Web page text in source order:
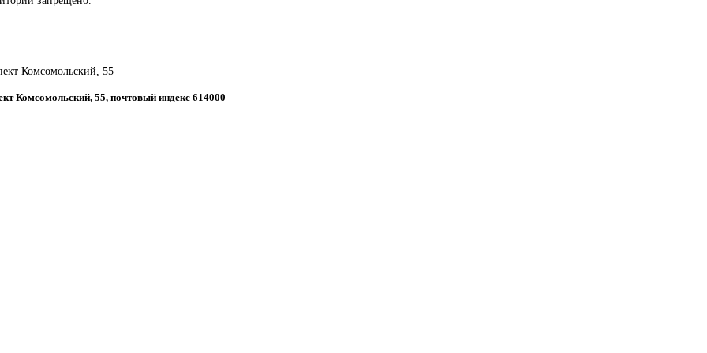
Комсомольский, 55
Комсомольский, 55, почтовый индекс 614000